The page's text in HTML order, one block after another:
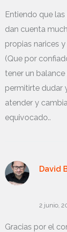
Entiendo que
dan cuenta
propias narices
(Que por
tener un
permitirte dudar
atender y
equivocado..
David
2 junio,
Gracias por el